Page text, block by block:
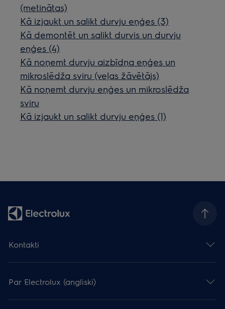
(metinātas)
Kā izjaukt un salikt durvju eņģes (3)
Kā demontēt un salikt durvis un durvju
eņģes (4)
Kā noņemt durvju aizbīdņa eņģes un
mikroslēdža sviru (veļas žāvētājs)
Kā noņemt durvju eņģes un mikroslēdža
sviru
Kā izjaukt un salikt durvju eņģes (1)
Kontakti
Par Electrolux (angliski)